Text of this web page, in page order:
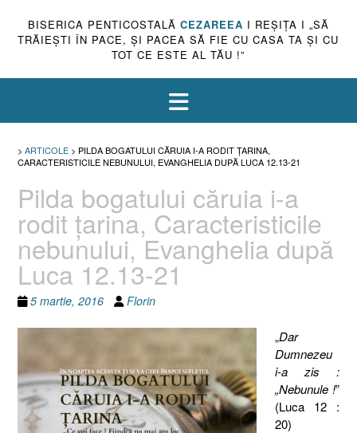
BISERICA PENTICOSTALĂ CEZAREEA I REŞIŢA I „SĂ
TRĂIEŞTI ÎN PACE, ŞI PACEA SĂ FIE CU CASA TA ŞI CU
TOT CE ESTE AL TĂU !”
> ARTICOLE > PILDA BOGATULUI CĂRUIA I-A RODIT ŢARINA,
CARACTERISTICILE NEBUNULUI, EVANGHELIA DUPĂ LUCA 12.13-21
Pilda bogatului căruia i-a
rodit ţarina, Caracteristicile
nebunului, Evanghelia după
Luca 12.13-21
5 martie, 2016 Florin
„Dar
Dumnezeu
i-a zis :
„Nebunule !”
(Luca 12 :
20)